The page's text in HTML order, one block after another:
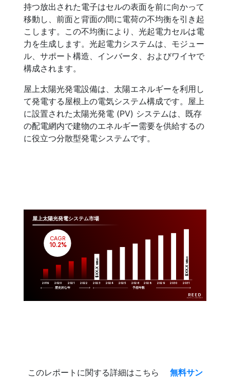
持つ放出された電子はセルの表面を前に向かって
移動し、前面と背面の間に電荷の不均衡を引き起
こします。この不均衡により、光起電力セルは電
力を生成します。光起電力システムは、モジュー
ル、サポート構造、インバータ、およびワイヤで
構成されます。
屋上太陽光発電設備は、太陽エネルギーを利用し
て発電する屋根上の電気システム構成です。屋上
に設置された太陽光発電 (PV) システムは、既存
の配電網内で建物のエネルギー需要を供給するの
に役立つ分散型発電システムです。
屋上太陽光発電システム市場
2019 2020 2021 2022 2023 2024 2025 2026 2028 2029 2030 2031
$XX.X
Million
$XX.X
Million
CAGR
10.2%
歴史的な年 予想年数
このレポートに関する詳細はこちら
無料サン